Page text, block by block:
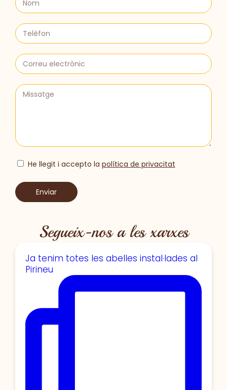
He llegit i accepto la política de privacitat
Enviar
Segueix-nos a les xarxes
Ja tenim totes les abelles instal·lades al
Pirineu